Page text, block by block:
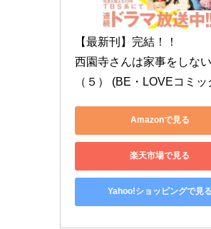
【最新刊】完結！！
西園寺さんは家事をしない
（５） (BE・LOVEコミッ
Amazonで見る
楽天市場で見る
Yahoo!ショッピングで見る